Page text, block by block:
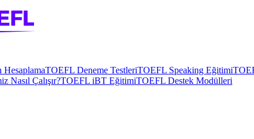
TOEFL Deneme TestleriTOEFL Speaking Eğitimi
Nasıl Çalışır?TOEFL iBT EğitimiTOEFL Destek Modülleri